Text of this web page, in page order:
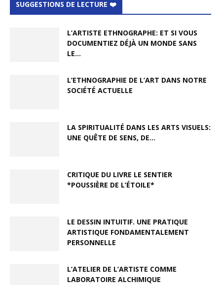
SUGGESTIONS DE LECTURE ❤️
L’ARTISTE ETHNOGRAPHE: ET SI VOUS
DOCUMENTIEZ DÉJÀ UN MONDE SANS
LE...
L’ETHNOGRAPHIE DE L’ART DANS NOTRE
SOCIÉTÉ ACTUELLE
LA SPIRITUALITÉ DANS LES ARTS VISUELS:
UNE QUÊTE DE SENS, DE...
CRITIQUE DU LIVRE LE SENTIER
*POUSSIÈRE DE L’ÉTOILE*
LE DESSIN INTUITIF. UNE PRATIQUE
ARTISTIQUE FONDAMENTALEMENT
PERSONNELLE
L’ATELIER DE L’ARTISTE COMME
LABORATOIRE ALCHIMIQUE